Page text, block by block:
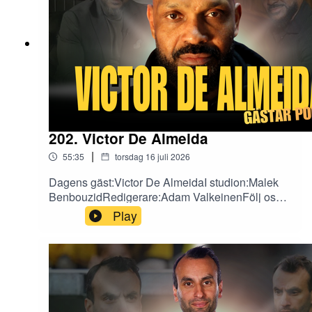
202. Victor De Almeida
55:35 | torsdag 16 juli 2026
Dagens gäst:Victor De AlmeidaI studion:Malek
BenbouzidRedigerare:Adam ValkeinenFölj oss
på sociala medier!X:
https://x.com/fotbollefotbollInstagram:
https://www.instagram.com/fotbollarfotboll/TikTok
: https://www.tiktok.com/@fotbollarfotboll
Play